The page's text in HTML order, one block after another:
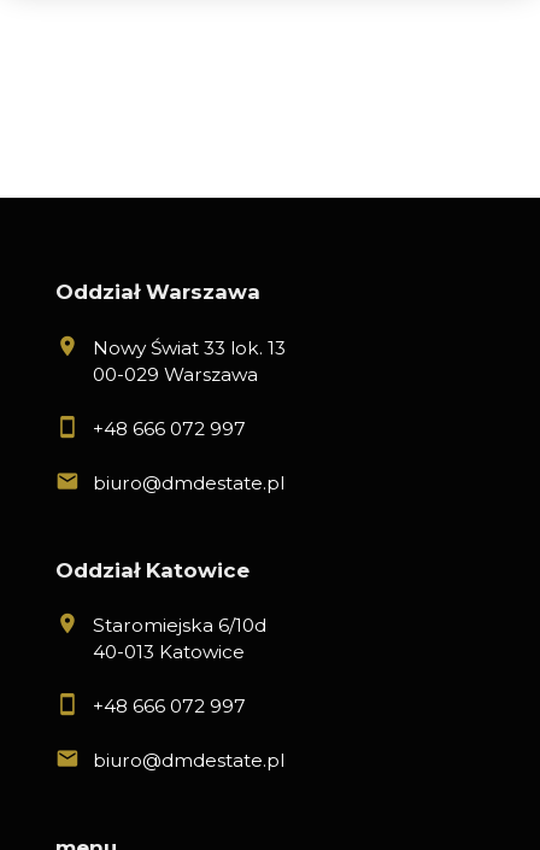
Oddział Warszawa
Nowy Świat 33 lok. 13
00-029 Warszawa
+48 666 072 997
biuro@dmdestate.pl
Oddział Katowice
Staromiejska 6/10d
40-013 Katowice
+48 666 072 997
biuro@dmdestate.pl